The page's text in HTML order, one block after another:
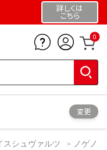
詳しくは
こちら
0
変更
スシュヴァルツ
ノゲノ